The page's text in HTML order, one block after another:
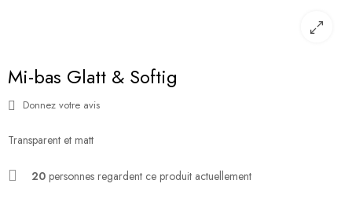
Mi-bas Glatt & Softig
Donnez votre avis
Transparent et matt
20 personnes regardent ce produit actuellement